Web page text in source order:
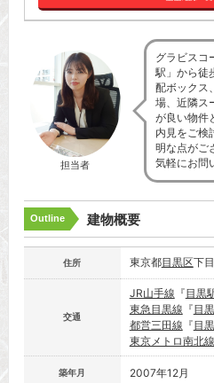
担当者
グラビスコ
駅」から徒
配ボックス
場、近隣ス
が良い物件
内見をご検
明な点がご
気軽にお問
Outline 建物概要
住所 東京都目黒区下
交通
JR山手線 『目黒
東急目黒線 『目
都営三田線 『目
東京メトロ南北線
築年月 2007年12月